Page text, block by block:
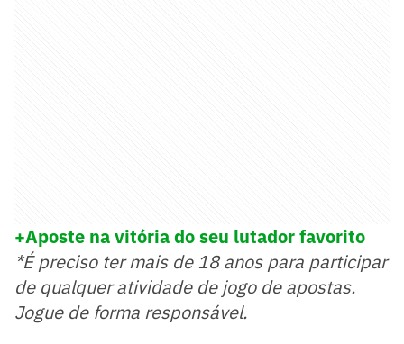
+Aposte na vitória do seu lutador favorito
*É preciso ter mais de 18 anos para participar
de qualquer atividade de jogo de apostas.
Jogue de forma responsável.